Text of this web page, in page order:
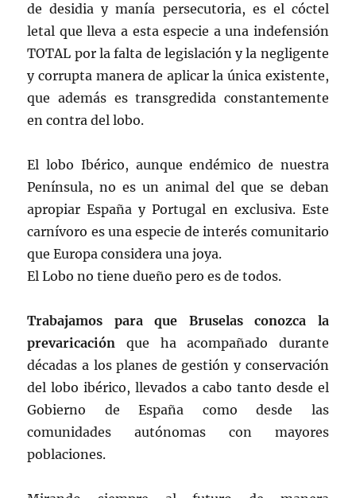
de desidia y manía persecutoria, es el cóctel
letal que lleva a esta especie a una indefensión
TOTAL por la falta de legislación y la negligente
y corrupta manera de aplicar la única existente,
que además es transgredida constantemente
en contra del lobo.
El lobo Ibérico, aunque endémico de nuestra
Península, no es un animal del que se deban
apropiar España y Portugal en exclusiva. Este
carnívoro es una especie de interés comunitario
que Europa considera una joya.
El Lobo no tiene dueño pero es de todos.
Trabajamos para que Bruselas conozca la
prevaricación que ha acompañado durante
décadas a los planes de gestión y conservación
del lobo ibérico, llevados a cabo tanto desde el
Gobierno de España como desde las
comunidades autónomas con mayores
poblaciones.